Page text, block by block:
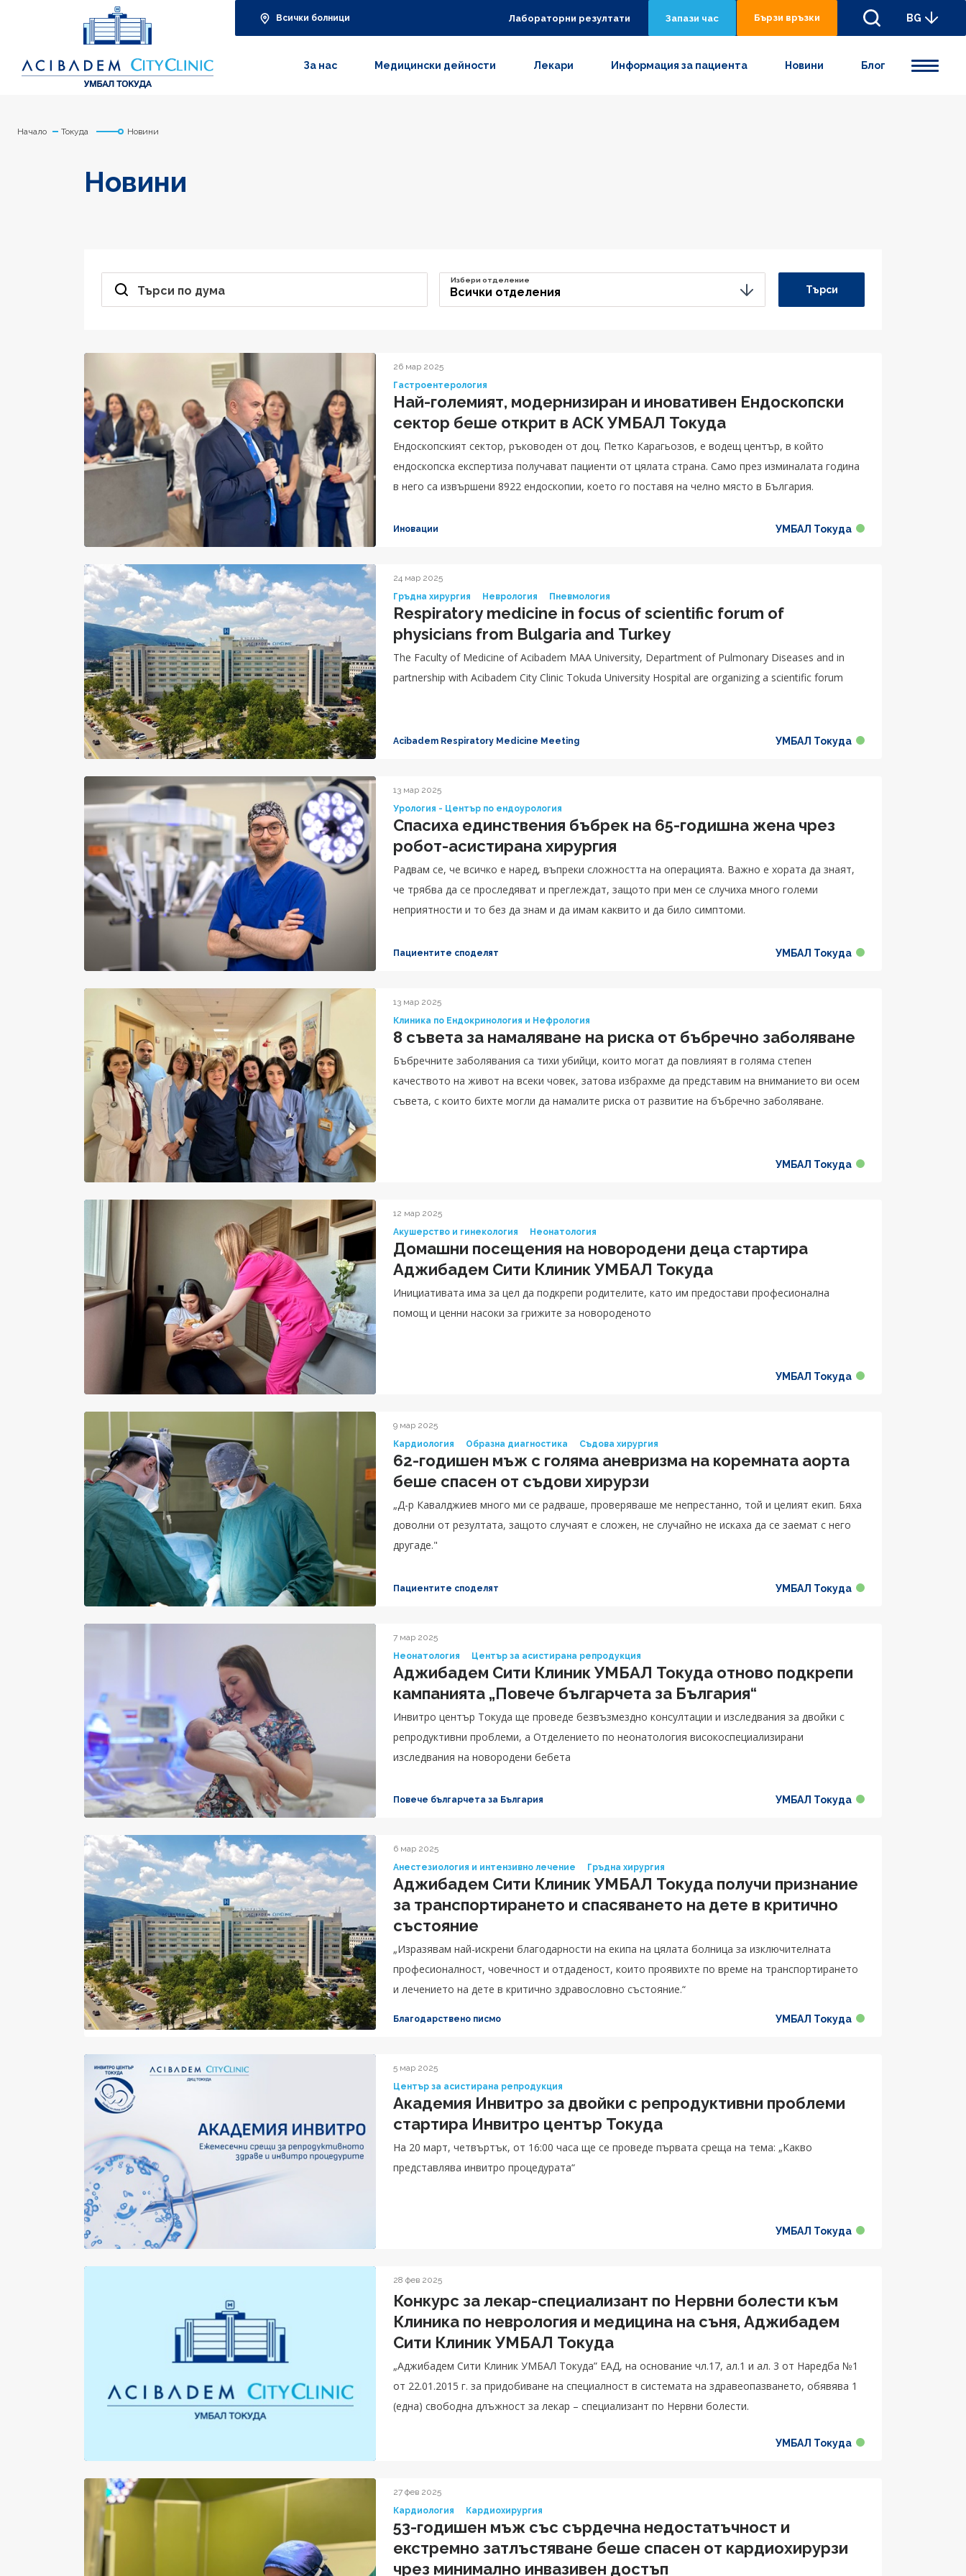
Всички болници Лабораторни резултати Запази час Бързи връзки BG
За нас Медицински дейности Лекари Информация за пациента Новини Блог
Начало Токуда Новини
Новини
Търси по дума Всички отделения
Избери отделение
Търси
26 мар 2025
Гастроентерология
Най-големият, модернизиран и иновативен Ендоскопски
сектор беше открит в АСК УМБАЛ Токуда
Ендоскопският сектор, ръководен от доц. Петко Карагьозов, е водещ център, в който
ендоскопска експертиза получават пациенти от цялата страна. Само през изминалата година
в него са извършени 8922 ендоскопии, което го поставя на челно място в България.
Иновации УМБАЛ Токуда
24 мар 2025
Гръдна хирургия
Неврология Пневмология
Respiratory medicine in focus of scientific forum of
physicians from Bulgaria and Turkey
The Faculty of Medicine of Acibadem MAA University, Department of Pulmonary Diseases and in
partnership with Acibadem City Clinic Tokuda University Hospital are organizing a scientific forum
Acibadem Respiratory Medicine Meeting УМБАЛ Токуда
13 мар 2025
Урология - Център по ендоурология
Спасиха единствения бъбрек на 65-годишна жена чрез
робот-асистирана хирургия
Радвам се, че всичко е наред, въпреки сложността на операцията. Важно е хората да знаят,
че трябва да се проследяват и преглеждат, защото при мен се случиха много големи
неприятности и то без да знам и да имам каквито и да било симптоми.
Пациентите споделят УМБАЛ Токуда
13 мар 2025
Клиника по Ендокринология и Нефрология
8 съвета за намаляване на риска от бъбречно заболяване
Бъбречните заболявания са тихи убийци, които могат да повлияят в голяма степен
качеството на живот на всеки човек, затова избрахме да представим на вниманието ви осем
съвета, с които бихте могли да намалите риска от развитие на бъбречно заболяване.
УМБАЛ Токуда
12 мар 2025
Акушерство и гинекология
Неонатология
Домашни посещения на новородени деца стартира
Аджибадем Сити Клиник УМБАЛ Токуда
Инициативата има за цел да подкрепи родителите, като им предостави професионална
помощ и ценни насоки за грижите за новороденото
УМБАЛ Токуда
9 мар 2025
Кардиология
Образна диагностика Съдова хирургия
62-годишен мъж с голяма аневризма на коремната аорта
беше спасен от съдови хирурзи
„Д-р Кавалджиев много ми се радваше, проверяваше ме непрестанно, той и целият екип. Бяха
доволни от резултата, защото случаят е сложен, не случайно не искаха да се заемат с него
другаде."
Пациентите споделят УМБАЛ Токуда
7 мар 2025
Неонатология
Център за асистирана репродукция
Аджибадем Сити Клиник УМБАЛ Токуда отново подкрепи
кампанията „Повече българчета за България“
Инвитро център Токуда ще проведе безвъзмездно консултации и изследвания за двойки с
репродуктивни проблеми, а Отделението по неонатология високоспециализирани
изследвания на новородени бебета
Повече българчета за България УМБАЛ Токуда
6 мар 2025
Анестезиология и интензивно лечение
Гръдна хирургия
Аджибадем Сити Клиник УМБАЛ Токуда получи признание
за транспортирането и спасяването на дете в критично
състояние
„Изразявам най-искрени благодарности на екипа на цялата болница за изключителната
професионалност, човечност и отдаденост, които проявихте по време на транспортирането
и лечението на дете в критично здравословно състояние.“
Благодарствено писмо УМБАЛ Токуда
5 мар 2025
Център за асистирана репродукция
Академия Инвитро за двойки с репродуктивни проблеми
стартира Инвитро център Токуда
На 20 март, четвъртък, от 16:00 часа ще се проведе първата среща на тема: „Какво
представлява инвитро процедурата“
УМБАЛ Токуда
28 фев 2025
Конкурс за лекар-специализант по Нервни болести към
Клиника по неврология и медицина на съня, Аджибадем
Сити Клиник УМБАЛ Токуда
„Аджибадем Сити Клиник УМБАЛ Токуда” ЕАД, на основание чл.17, ал.1 и ал. 3 от Наредба №1
от 22.01.2015 г. за придобиване на специалност в системата на здравеопазването, обявява 1
(една) свободна длъжност за лекар – специализант по Нервни болести.
УМБАЛ Токуда
27 фев 2025
Кардиология
Кардиохирургия
53-годишен мъж със сърдечна недостатъчност и
екстремно затлъстяване беше спасен от кардиохирурзи
чрез минимално инвазивен достъп